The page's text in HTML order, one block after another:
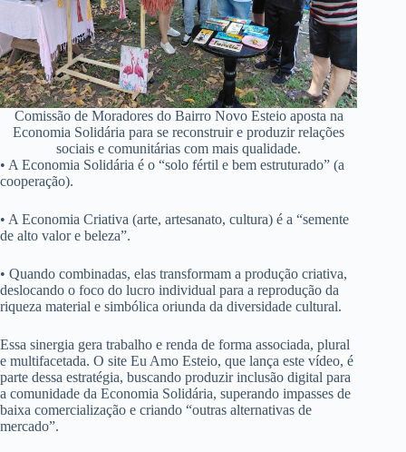
Comissão de Moradores do Bairro Novo Esteio aposta na
Economia Solidária para se reconstruir e produzir relações
sociais e comunitárias com mais qualidade.
• A Economia Solidária é o “solo fértil e bem estruturado” (a
cooperação).
• A Economia Criativa (arte, artesanato, cultura) é a “semente
de alto valor e beleza”.
• Quando combinadas, elas transformam a produção criativa,
deslocando o foco do lucro individual para a reprodução da
riqueza material e simbólica oriunda da diversidade cultural.
Essa sinergia gera trabalho e renda de forma associada, plural
e multifacetada. O site Eu Amo Esteio, que lança este vídeo, é
parte dessa estratégia, buscando produzir inclusão digital para
a comunidade da Economia Solidária, superando impasses de
baixa comercialização e criando “outras alternativas de
mercado”.